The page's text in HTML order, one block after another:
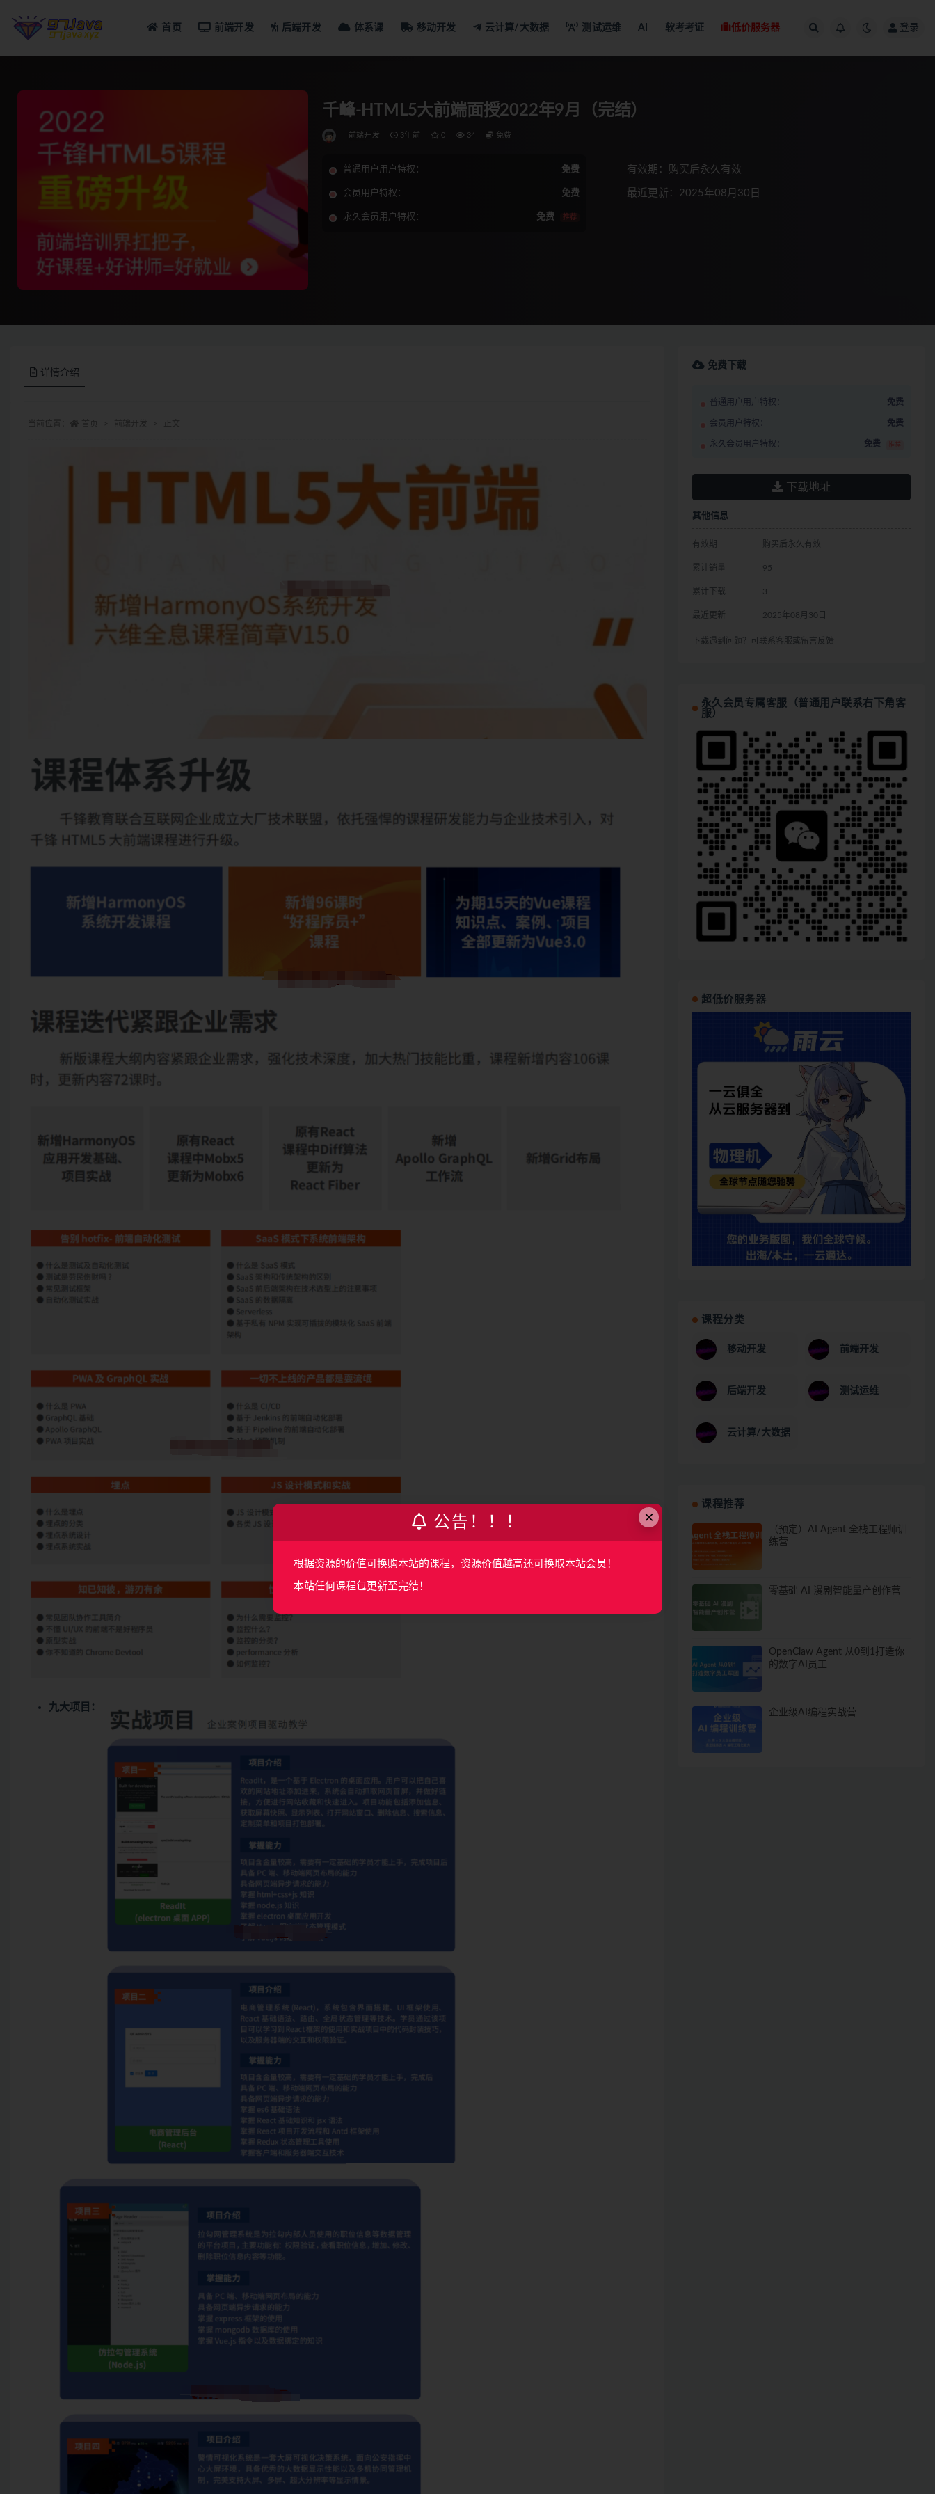
首页 前端开发 后端开发 体系课 移动开发 云计算/大数据 测试运维 AI 软考考证 低价服务器 登录
千峰-HTML5大前端面授2022年9月（完结）
前端开发 3年前 0 34 免费
普通用户用户特权： 免费
会员用户特权： 免费
永久会员用户特权： 免费 推荐
有效期：购买后永久有效
最近更新：2025年08月30日
详情介绍
九大项目：
免费下载
普通用户用户特权： 免费
会员用户特权： 免费
永久会员用户特权： 免费 推荐
下载地址
其他信息
有效期 购买后永久有效
累计销量 95
累计下载 3
最近更新 2025年08月30日
下载遇到问题？可联系客服或留言反馈
永久会员专属客服（普通用户联系右下角客
服）
超低价服务器
课程分类
移动开发 前端开发
后端开发 测试运维
云计算/大数据
课程推荐
（预定）AI Agent 全栈工程师训
练营
零基础 AI 漫剧智能量产创作营
OpenClaw Agent 从0到1打造你
的数字AI员工
企业级AI编程实战营
×
公告！！！
根据资源的价值可换购本站的课程，资源价值越高还可换取本站会员！
本站任何课程包更新至完结！